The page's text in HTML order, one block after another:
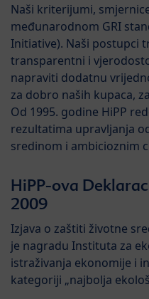
Naši kriterijumi,
međunarodnom GRI
Initiative). Naši postupci
transparentni i
napraviti dodatnu
za dobro naših kupaca,
Od 1995. godine HiPP
rezultatima upravljanja
sredinom i ambicioznim
HiPP-ova
2009
Izjava o zaštiti životne
je nagradu Instituta za
istraživanja ekonomije i
kategoriji „najbolja